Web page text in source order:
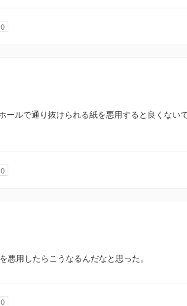
0
ールで通り抜けられる紙を悪用すると良くない
0
悪用したらこうなるんだなと思った。
0